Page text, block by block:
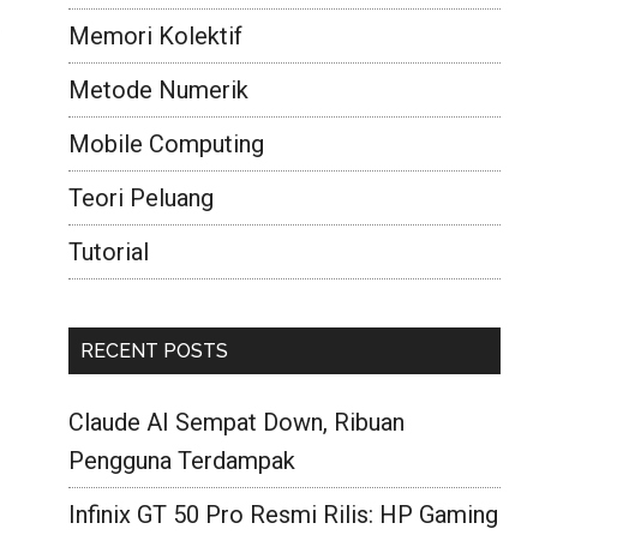
Memori Kolektif
Metode Numerik
Mobile Computing
Teori Peluang
Tutorial
RECENT POSTS
Claude AI Sempat Down, Ribuan
Pengguna Terdampak
Infinix GT 50 Pro Resmi Rilis: HP Gaming